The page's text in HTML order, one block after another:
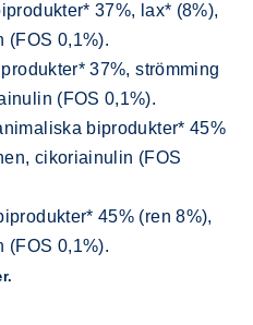
37%, lax* (8%),
(FOS 0,1%).
37%, strömming
(FOS 0,1%).
biprodukter* 45%
cikoriainulin (FOS
45% (ren 8%),
(FOS 0,1%).